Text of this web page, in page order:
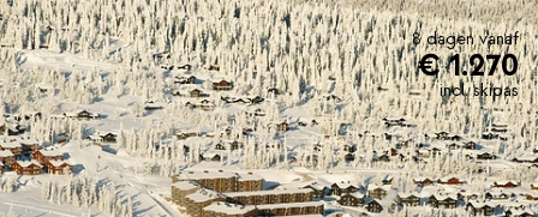
gezellige bar, beschikt het resort ook nog over een bowlingbaan
met acht moderne banen. Iedere ochtend staat er een
uitgebreid ontbijtbuffet klaar en in de avond kun je kiezen uit
verschillende restaurants, waaronder de Chill Bowl & Dine in
jaren´60 stijl en La Piazza Bar & Restaurant in Italiaanse stijl. Ook
is er een steakhouse: Brasserie T, waar je terecht kunt voor de
lekkerste steaks en andere vleesgerechten.
8 dagen vanaf
€ 1.270
incl. skipas